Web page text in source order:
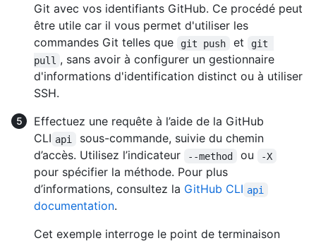
Git avec vos identifiants GitHub. Ce procédé peut
être utile car il vous permet d'utiliser les
commandes Git telles que
git push et
git
pull , sans avoir à configurer un gestionnaire
d'informations d'identification distinct ou à utiliser
SSH.
Effectuez une requête à l’aide de la GitHub
CLI api
sous-commande, suivie du chemin
d’accès. Utilisez l’indicateur
--method ou -X
pour spécifier la méthode. Pour plus
d’informations, consultez la GitHub CLI api
documentation.
Cet exemple interroge le point de terminaison